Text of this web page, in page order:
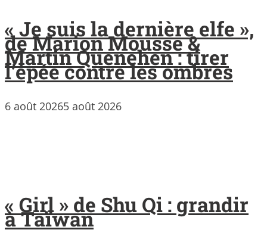
« Je suis la dernière elfe »,
de Marion Mousse &
Martin Quenehen : tirer
l’épée contre les ombres
6 août 20265 août 2026
« Girl » de Shu Qi : grandir
à Taïwan